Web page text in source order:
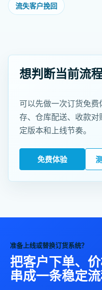
流失客户挽回
想判断当前流
可以先做一次订货免
存、仓库配送、收款
定版本和上线节奏。
免费体验
准备上线或替换订货系统？
把客户下单、
串成一条稳定